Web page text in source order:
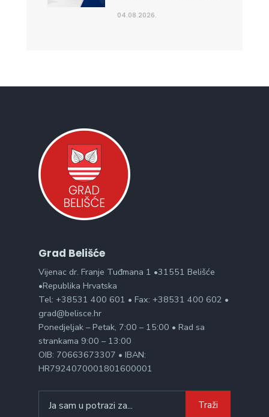
04.08.2026.
Grad Belišće
Vijenac dr. Franje Tuđmana 1 •31551 Belišće
•Republika Hrvatska
Tel: +38531 400 601 • Fax: +38531 400 602 •
grad@belisce.hr
Ponedjeljak – Petak, 7:00 – 15:00 • Rad sa
strankama 9:00 – 13:00
OIB: 70663673307 • IBAN:
HR7924070001801600001
for:
Traži